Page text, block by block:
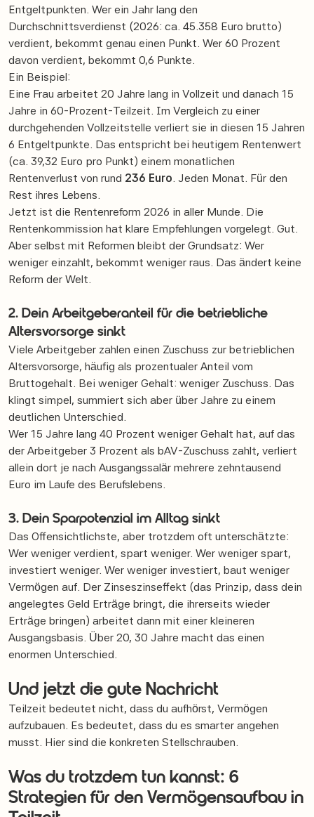
Entgeltpunkten. Wer ein Jahr lang den
Durchschnittsverdienst (2026: ca. 45.358 Euro brutto)
verdient, bekommt genau einen Punkt. Wer 60 Prozent
davon verdient, bekommt 0,6 Punkte.
Ein Beispiel:
Eine Frau arbeitet 20 Jahre lang in Vollzeit und danach 15
Jahre in 60-Prozent-Teilzeit. Im Vergleich zu einer
durchgehenden Vollzeitstelle verliert sie in diesen 15 Jahren
6 Entgeltpunkte. Das entspricht bei heutigem Rentenwert
(ca. 39,32 Euro pro Punkt) einem monatlichen
Rentenverlust von rund 236 Euro. Jeden Monat. Für den
Rest ihres Lebens.
Jetzt ist die Rentenreform 2026 in aller Munde. Die
Rentenkommission hat klare Empfehlungen vorgelegt. Gut.
Aber selbst mit Reformen bleibt der Grundsatz: Wer
weniger einzahlt, bekommt weniger raus. Das ändert keine
Reform der Welt.
2. Dein Arbeitgeberanteil für die betriebliche
Altersvorsorge sinkt
Viele Arbeitgeber zahlen einen Zuschuss zur betrieblichen
Altersvorsorge, häufig als prozentualer Anteil vom
Bruttogehalt. Bei weniger Gehalt: weniger Zuschuss. Das
klingt simpel, summiert sich aber über Jahre zu einem
deutlichen Unterschied.
Wer 15 Jahre lang 40 Prozent weniger Gehalt hat, auf das
der Arbeitgeber 3 Prozent als bAV-Zuschuss zahlt, verliert
allein dort je nach Ausgangssalär mehrere zehntausend
Euro im Laufe des Berufslebens.
3. Dein Sparpotenzial im Alltag sinkt
Das Offensichtlichste, aber trotzdem oft unterschätzte:
Wer weniger verdient, spart weniger. Wer weniger spart,
investiert weniger. Wer weniger investiert, baut weniger
Vermögen auf. Der Zinseszinseffekt (das Prinzip, dass dein
angelegtes Geld Erträge bringt, die ihrerseits wieder
Erträge bringen) arbeitet dann mit einer kleineren
Ausgangsbasis. Über 20, 30 Jahre macht das einen
enormen Unterschied.
Und jetzt die gute Nachricht
Teilzeit bedeutet nicht, dass du aufhörst, Vermögen
aufzubauen. Es bedeutet, dass du es smarter angehen
musst. Hier sind die konkreten Stellschrauben.
Was du trotzdem tun kannst: 6
Strategien für den Vermögensaufbau in